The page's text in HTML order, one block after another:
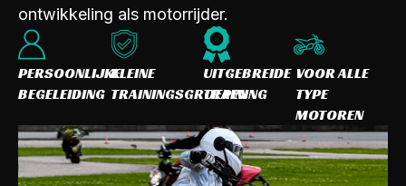
ontwikkeling als motorrijder.
PERSOONLIJKE
BEGELEIDING
KLEINE
TRAININGSGROEPEN
UITGEBREIDE
TRAINING
VOOR ALLE
TYPE
MOTOREN